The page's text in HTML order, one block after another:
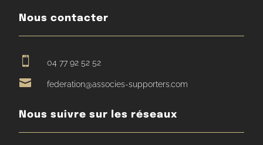
Nous contacter
 04 77 92 52 52
 federation@associes-supporters.com
Nous suivre sur les réseaux